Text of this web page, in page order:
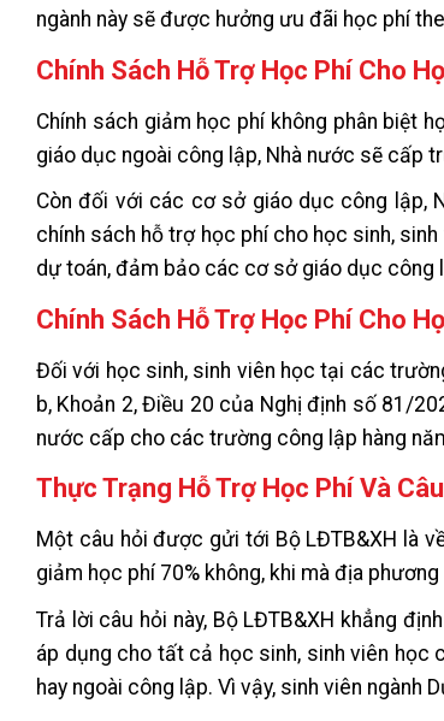
ngành này sẽ được hưởng ưu đãi học phí
Chính Sách Hỗ Trợ Học Phí Cho
Chính sách giảm học phí không phân biệt
giáo dục ngoài công lập, Nhà nước sẽ cấp
Còn đối với các cơ sở giáo dục công lập,
chính sách hỗ trợ học phí cho học sinh,
dự toán, đảm bảo các cơ sở giáo dục công
Chính Sách Hỗ Trợ Học Phí Cho
Đối với học sinh, sinh viên học tại các
b, Khoản 2, Điều 20 của Nghị định số 81/
nước cấp cho các trường công lập hàng
Thực Trạng Hỗ Trợ Học Phí Và
Một câu hỏi được gửi tới Bộ LĐTB&XH là
giảm học phí 70% không, khi mà địa
Trả lời câu hỏi này, Bộ LĐTB&XH khẳng
áp dụng cho tất cả học sinh, sinh viên học
hay ngoài công lập. Vì vậy, sinh viên